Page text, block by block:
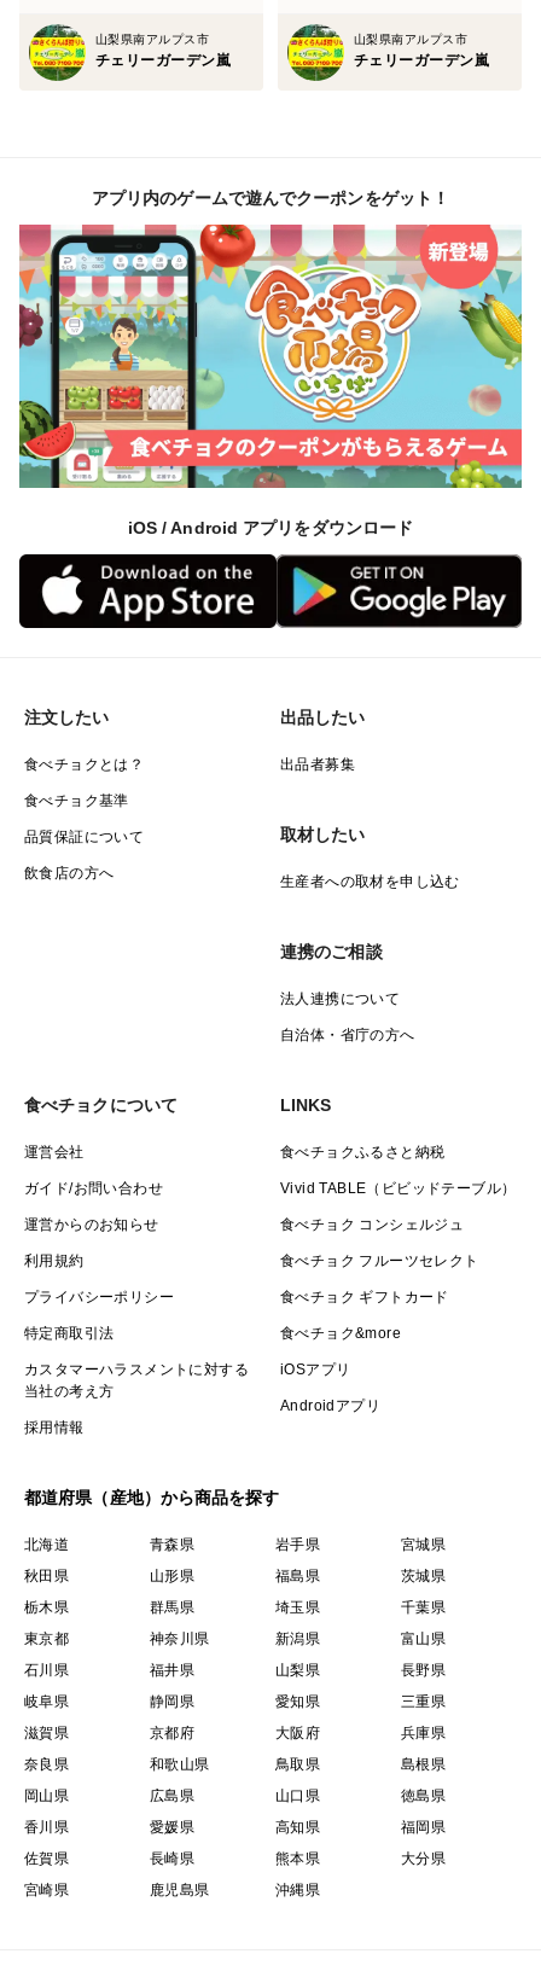
す。風通しの良い日陰や冷暗所にて保存するようにお願
いします。
到着後すぐにお召し上がり頂けますが、食べる1時間前
けます。
山梨県南アルプス市
チェリーガーデン嵐
山梨県南アルプス市
チェリーガーデン嵐
アプリ内のゲームで遊んでクーポンをゲット！
iOS / Android アプリをダウンロード
注文したい
食べチョクとは？
食べチョク基準
品質保証について
飲食店の方へ
出品したい
出品者募集
取材したい
生産者への取材を申し込む
連携のご相談
法人連携について
自治体・省庁の方へ
食べチョクについて
運営会社
ガイド/お問い合わせ
運営からのお知らせ
利用規約
プライバシーポリシー
特定商取引法
カスタマーハラスメントに対する
当社の考え方
採用情報
LINKS
食べチョクふるさと納税
Vivid TABLE（ビビッドテーブル）
食べチョク コンシェルジュ
食べチョク フルーツセレクト
食べチョク ギフトカード
食べチョク&more
iOSアプリ
Androidアプリ
都道府県（産地）から商品を探す
北海道 青森県 岩手県
宮城県
秋田県
山形県 福島県
茨城県
栃木県
群馬県 埼玉県
千葉県
東京都
神奈川県 新潟県
富山県
石川県
福井県 山梨県
長野県
岐阜県
静岡県 愛知県
三重県
滋賀県
京都府 大阪府
兵庫県
奈良県
和歌山県 鳥取県
島根県
岡山県
広島県 山口県
徳島県
香川県
愛媛県 高知県
福岡県
佐賀県
長崎県 熊本県
大分県
宮崎県
鹿児島県 沖縄県